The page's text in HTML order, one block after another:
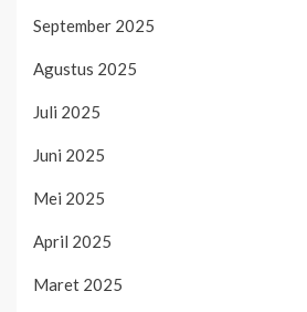
September 2025
Agustus 2025
Juli 2025
Juni 2025
Mei 2025
April 2025
Maret 2025